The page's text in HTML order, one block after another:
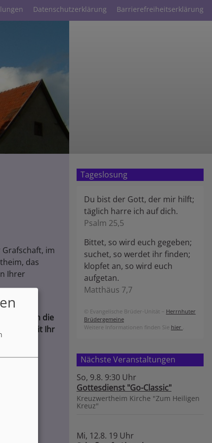
Datenschutzerklärung Barrierefreiheitserklärung
im
das
Ihrer
für jeden die
mit Ihr
Tageslosung
Du bist der Gott, der mir hilft;
täglich harre ich auf dich.
Psalm 25,5
Bittet, so wird euch gegeben;
suchet, so werdet ihr finden;
klopfet an, so wird euch
aufgetan.
Matthäus 7,7
© Evangelische Brüder-Unität – Herrnhuter
Brüdergemeine
Weitere Informationen finden Sie hier .
Nächste Veranstaltungen
So, 9.8. 9:30 Uhr
Gottesdienst "Go-Classic"
Kreuzwertheim Kirche "Zum Heiligen
Kreuz"
Mi, 12.8. 19 Uhr